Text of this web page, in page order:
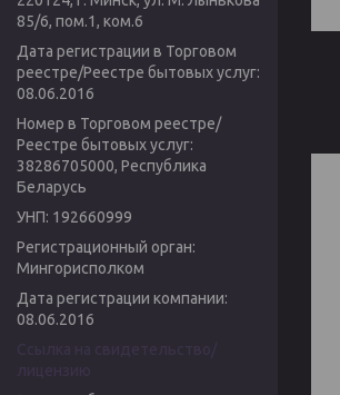
85/6, пом.1, ком.6
Дата регистрации в Торговом
реестре/Реестре бытовых услуг:
08.06.2016
Номер в Торговом реестре/
Реестре бытовых услуг:
38286705000, Республика
Беларусь
УНП: 192660999
Регистрационный орган:
Мингорисполком
Дата регистрации компании:
08.06.2016